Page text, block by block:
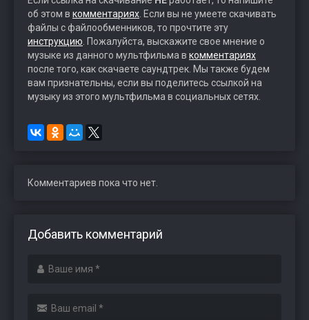
об этом в комментариях . Если вы не умеете скачивать
файлы с файлообменников, то прочтите эту
инструкцию . Пожалуйста, выскажите свое мнение о
музыке из данного мультфильма в комментариях
после того, как скачаете саундтрек. Мы также будем
вам признательны, если вы поделитесь ссылкой на
музыку из этого мультфильма в социальных сетях.
Комментариев пока что нет.
Добавить комментарий